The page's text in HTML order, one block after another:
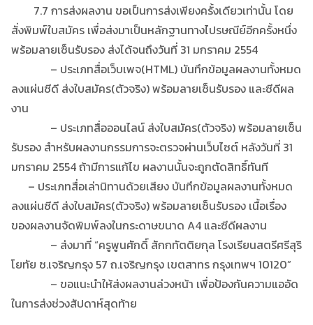
7.7 การส่งผลงาน ขอเป็นการส่งเพียงครั้งเดียวเท่านั้น โดย
สั่งพิมพ์ใบสมัคร เพื่อส่งมาเป็นหลักฐานทางไปรษณีย์อีกครั้งหนึ่ง
พร้อมลายเซ็นรับรอง ส่งได้จนถึงวันที่ 31 มกราคม 2554
– ประเภทสื่อเว็บเพจ(HTML) บันทึกข้อมูลผลงานทั้งหมด
ลงแผ่นซีดี ส่งใบสมัคร(ตัวจริง) พร้อมลายเซ็นรับรอง และซีดีผล
งาน
– ประเภทสื่อออนไลน์ ส่งใบสมัคร(ตัวจริง) พร้อมลายเซ็น
รับรอง สำหรับผลงานกรรมการจะตรวจผ่านเว็บไซต์ หลังวันที่ 31
มกราคม 2554 ถ้ามีการแก้ไข ผลงานนั้นจะถูกตัดสิทธิ์ทันที
– ประเภทสื่อเล่านิทานด้วยเสียง บันทึกข้อมูลผลงานทั้งหมด
ลงแผ่นซีดี ส่งใบสมัคร(ตัวจริง) พร้อมลายเซ็นรับรอง เนื้อเรื่อง
ของผลงานจัดพิมพ์ลงในกระดาษขนาด A4 และซีดีผลงาน
– ส่งมาที่ “ครูพูนศักดิ์ สักกทัตติยกุล โรงเรียนสตรีศรีสุริ
โยทัย ซ.เจริญกรุง 57 ถ.เจริญกรุง เขตสาทร กรุงเทพฯ 10120”
– ขอแนะนำให้ส่งผลงานล่วงหน้า เพื่อป้องกันความแออัด
ในการส่งช่วงสัปดาห์สุดท้าย